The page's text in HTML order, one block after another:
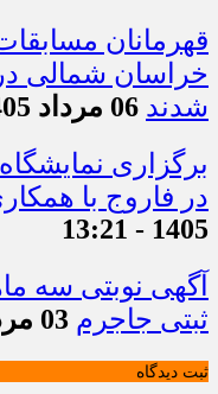
قهرمانان
خراسان شمالی
شدند 06 مرداد 1405 - 12:23
برگزاری
در فاروج با
1405 - 13:21
ثبتی جاجرم 03 مرداد 1405 - 1:43
ثبت دیدگاه